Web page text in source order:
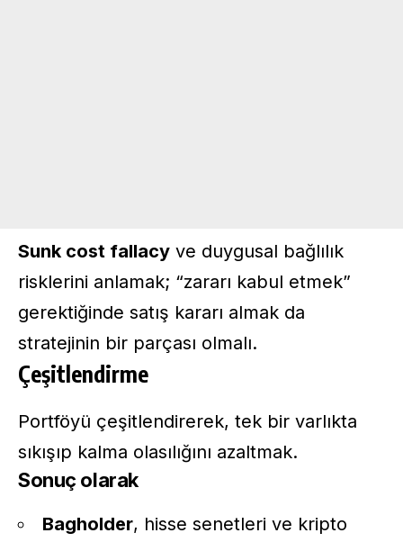
Sunk cost fallacy ve duygusal bağlılık
risklerini anlamak; “zararı kabul etmek”
gerektiğinde satış kararı almak da
stratejinin bir parçası olmalı.
Çeşitlendirme
Portföyü çeşitlendirerek, tek bir varlıkta
sıkışıp kalma olasılığını azaltmak.
Sonuç olarak
Bagholder, hisse senetleri ve kripto